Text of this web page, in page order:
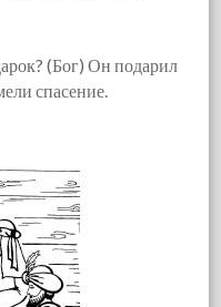
(Бог) Он подарил
спасение.